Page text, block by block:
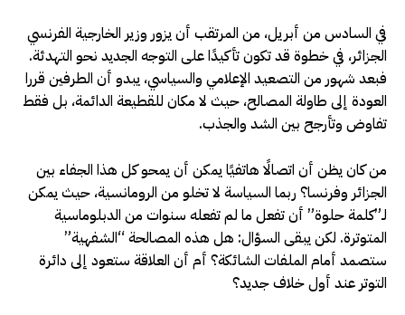
في السادس من أبريل، من المرتقب أن يزور وزير الخارجية الفرنسي
الجزائر، في خطوة قد تكون تأكيدًا على التوجه الجديد نحو التهدئة.
فبعد شهور من التصعيد الإعلامي والسياسي، يبدو أن الطرفين قررا
العودة إلى طاولة المصالح، حيث لا مكان للقطيعة الدائمة، بل فقط
تفاوض وتأرجح بين الشد والجذب.
من كان يظن أن اتصالًا هاتفيًا يمكن أن يمحو كل هذا الجفاء بين
الجزائر وفرنسا؟ ربما السياسة لا تخلو من الرومانسية، حيث يمكن
لـ”كلمة حلوة” أن تفعل ما لم تفعله سنوات من الدبلوماسية
المتوترة. لكن يبقى السؤال: هل هذه المصالحة “الشفهية”
ستصمد أمام الملفات الشائكة؟ أم أن العلاقة ستعود إلى دائرة
التوتر عند أول خلاف جديد؟